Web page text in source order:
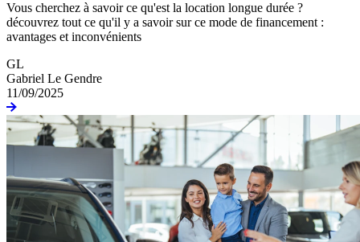
Vous cherchez à savoir ce qu'est la location longue durée ?
découvrez tout ce qu'il y a savoir sur ce mode de financement :
avantages et inconvénients
GL
Gabriel Le Gendre
11/09/2025